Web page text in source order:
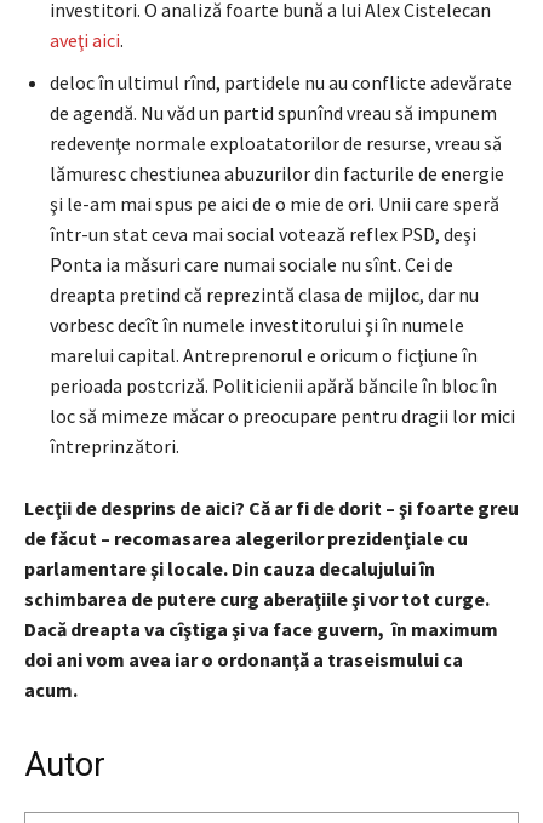
investitori. O analiză foarte bună a lui Alex Cistelecan
aveţi aici.
deloc în ultimul rînd, partidele nu au conflicte adevărate
de agendă. Nu văd un partid spunînd vreau să impunem
redevenţe normale exploatatorilor de resurse, vreau să
lămuresc chestiunea abuzurilor din facturile de energie
şi le-am mai spus pe aici de o mie de ori. Unii care speră
într-un stat ceva mai social votează reflex PSD, deşi
Ponta ia măsuri care numai sociale nu sînt. Cei de
dreapta pretind că reprezintă clasa de mijloc, dar nu
vorbesc decît în numele investitorului şi în numele
marelui capital. Antreprenorul e oricum o ficţiune în
perioada postcriză. Politicienii apără băncile în bloc în
loc să mimeze măcar o preocupare pentru dragii lor mici
întreprinzători.
Lecţii de desprins de aici? Că ar fi de dorit – şi foarte greu
de făcut – recomasarea alegerilor prezidenţiale cu
parlamentare şi locale. Din cauza decalujului în
schimbarea de putere curg aberaţiile şi vor tot curge.
Dacă dreapta va cîştiga şi va face guvern, în maximum
doi ani vom avea iar o ordonanţă a traseismului ca
acum.
Autor